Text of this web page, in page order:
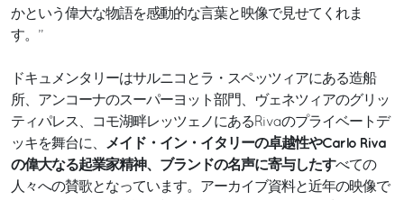
かという偉大な物語を感動的な言葉と映像で見せてくれま
す。”
ドキュメンタリーはサルニコとラ・スペッツィアにある造船
所、アンコーナのスーパーヨット部門、ヴェネツィアのグリッ
ティパレス、コモ湖畔レッツェノにあるRivaのプライベートデ
ッキを舞台に、
メイド・イン・イタリーの卓越性やCarlo Riva
の偉大なる起業家精神、ブランドの名声に寄与したすべての
人々への賛歌となっています。アーカイブ資料と近年の映像で